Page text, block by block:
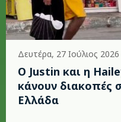
Δευτέρα, 27 Ιούλιος 2026
Ο Justin και η
κάνουν διακοπές
Ελλάδα